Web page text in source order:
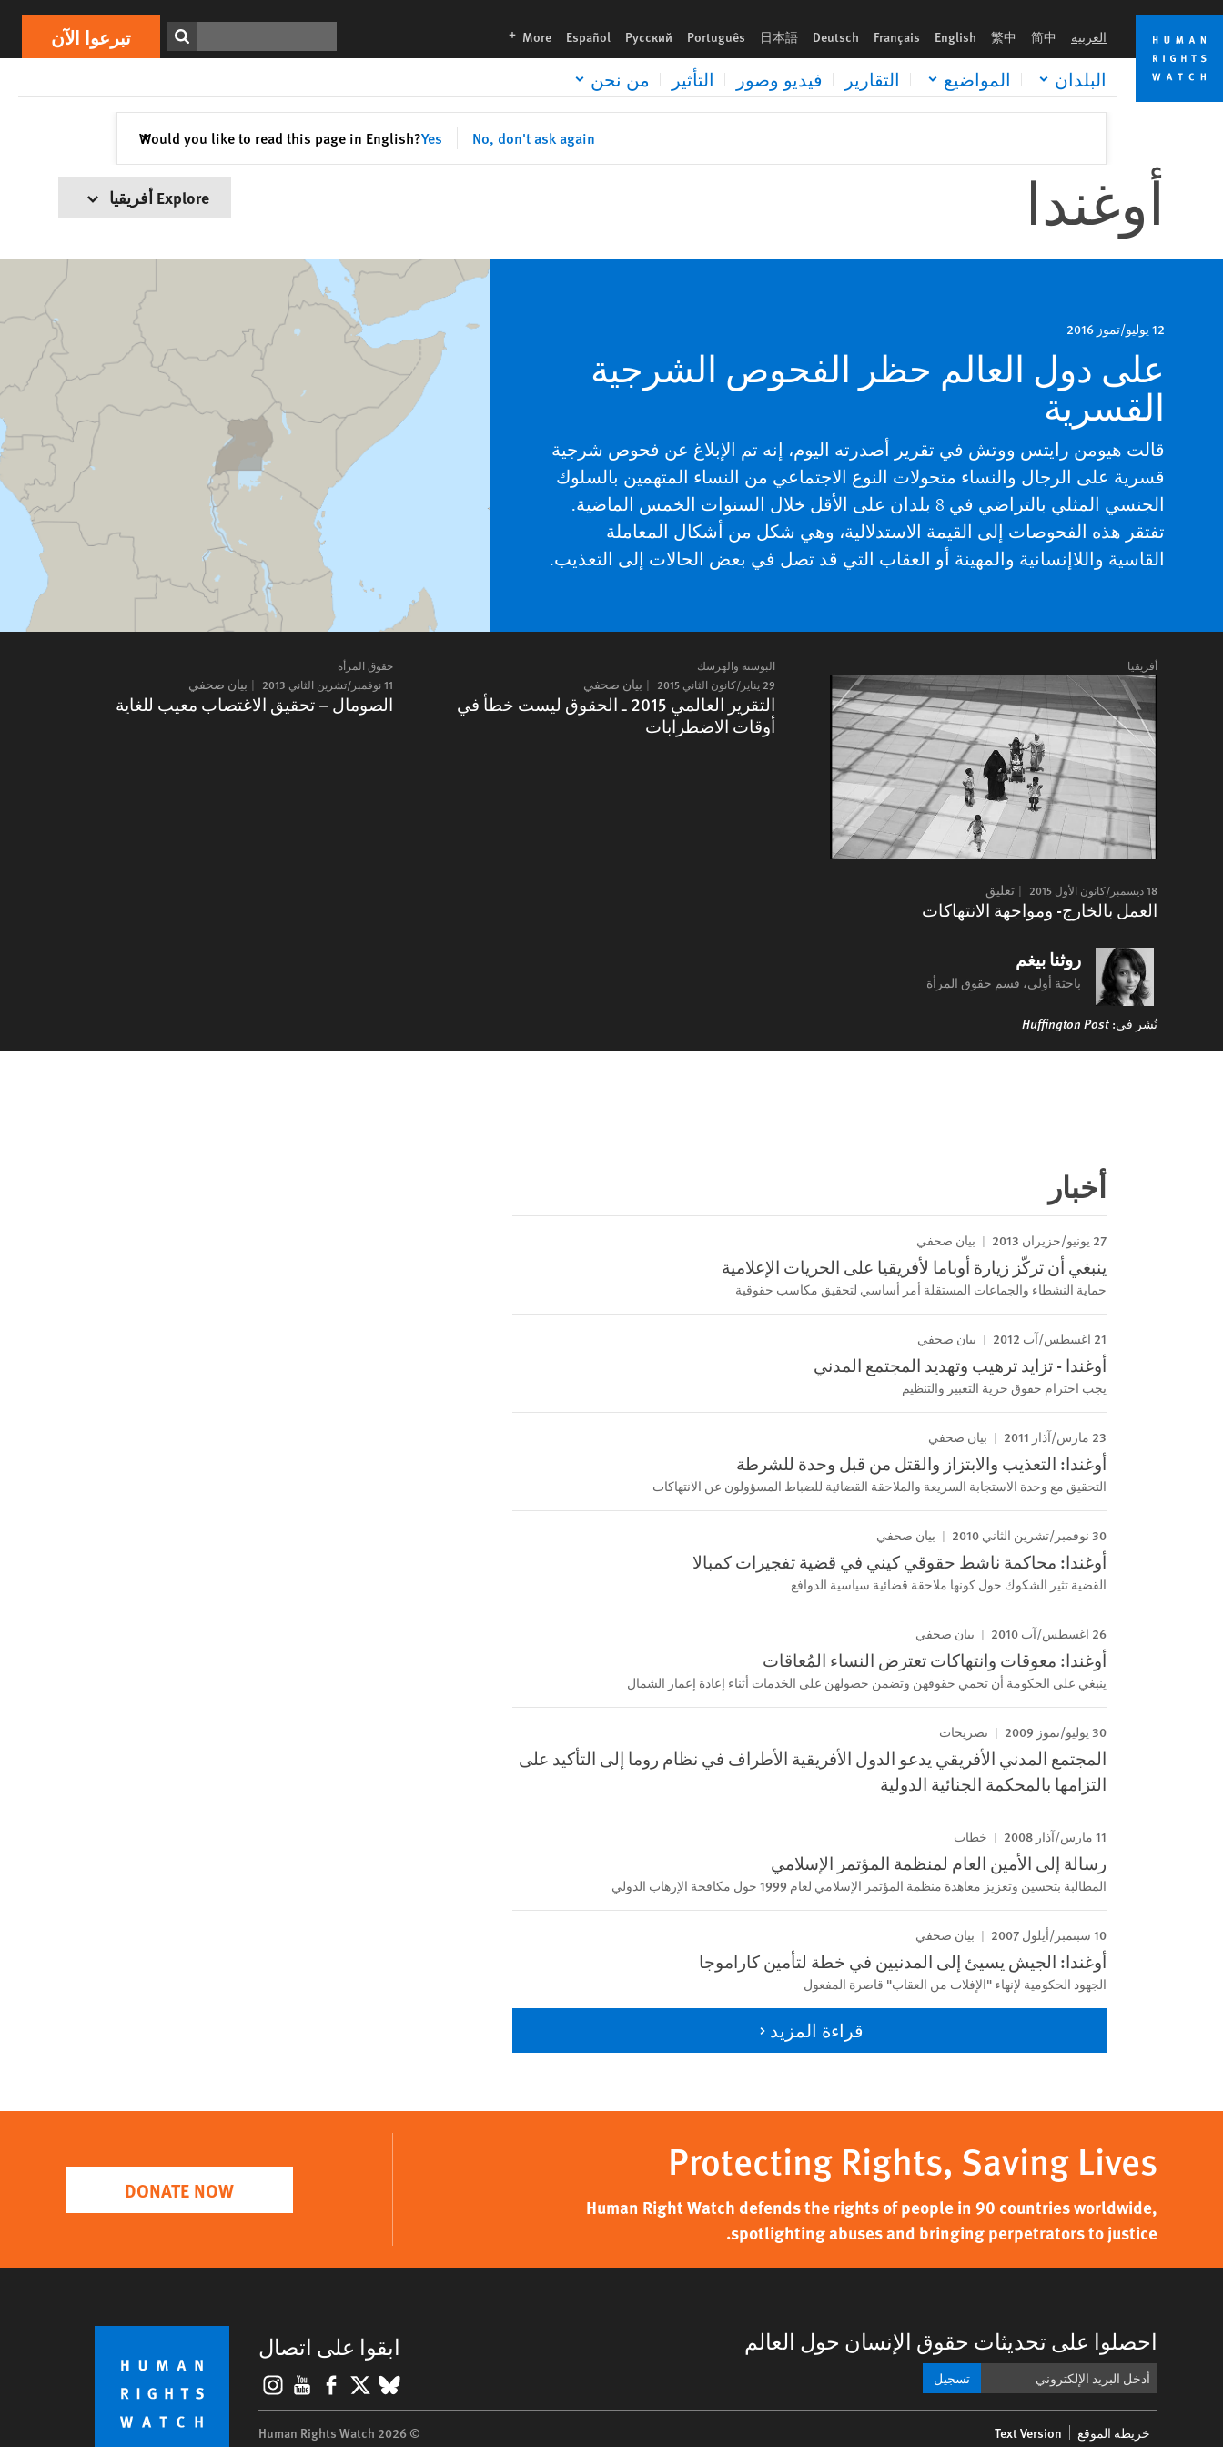
Skip
cookie
privacy
notice
Skip
main
content
العربية 简中
繁中
English
Français
Deutsch
日本語
Português
Русский
Español
More
languages تبرعوا الآن
البلدان المواضيع التقارير فيديو وصور التأثير من نحن
Would you like to read this page in English?Yes No, don't ask again
✕إغلاق
Explore أفريقيا أوغندا
12 يوليو/تموز 2016
على دول العالم حظر الفحوص الشرجية
القسرية
قالت هيومن رايتس ووتش في تقرير أصدرته اليوم، إنه تم الإبلاغ عن فحوص شرجية
قسرية على الرجال والنساء متحولات النوع الاجتماعي من النساء المتهمين بالسلوك
الجنسي المثلي بالتراضي في 8 بلدان على الأقل خلال
السنوات الخمس الماضية.
تفتقر هذه الفحوصات إلى القيمة الاستدلالية، وهي شكل من أشكال المعاملة
القاسية واللاإنسانية والمهينة أو العقاب التي قد تصل في بعض الحالات إلى التعذيب.
أفريقيا
18 ديسمبر/كانون الأول 2015 تعليق
العمل بالخارج- ومواجهة الانتهاكات
روثنا بيغم
باحثة أولى، قسم حقوق المرأة
نُشر في: Huffington Post
البوسنة والهرسك
29 يناير/كانون الثاني 2015
بيان صحفي
التقرير العالمي 2015 ـ الحقوق ليست خطأ في
أوقات الاضطرابات
حقوق المرأة
11 نوفمبر/تشرين الثاني 2013
بيان صحفي
الصومال – تحقيق الاغتصاب معيب للغاية
أخبار
27 يونيو/حزيران 2013 بيان صحفي
ينبغي أن تركّز زيارة أوباما لأفريقيا على الحريات الإعلامية
حماية النشطاء والجماعات المستقلة أمر أساسي لتحقيق مكاسب حقوقية
21 اغسطس/آب 2012 بيان صحفي
أوغندا - تزايد ترهيب وتهديد المجتمع المدني
يجب احترام حقوق حرية التعبير والتنظيم
23 مارس/آذار 2011 بيان صحفي
أوغندا: التعذيب والابتزاز والقتل من قبل وحدة للشرطة
التحقيق مع وحدة الاستجابة السريعة والملاحقة القضائية للضباط المسؤولون عن الانتهاكات
30 نوفمبر/تشرين الثاني 2010 بيان صحفي
أوغندا: محاكمة ناشط حقوقي كيني في قضية تفجيرات كمبالا
القضية تثير الشكوك حول كونها ملاحقة قضائية سياسية الدوافع
26 اغسطس/آب 2010 بيان صحفي
أوغندا: معوقات وانتهاكات تعترض النساء المُعاقات
ينبغي على الحكومة أن تحمي حقوقهن وتضمن حصولهن على الخدمات أثناء إعادة إعمار الشمال
30 يوليو/تموز 2009 تصريحات
المجتمع المدني الأفريقي يدعو الدول الأفريقية الأطراف في نظام روما إلى التأكيد على
التزامها بالمحكمة الجنائية الدولية
11 مارس/آذار 2008 خطاب
رسالة إلى الأمين العام لمنظمة المؤتمر الإسلامي
المطالبة بتحسين وتعزيز معاهدة منظمة المؤتمر الإسلامي لعام 1999 حول مكافحة الإرهاب الدولي
10 سبتمبر/أيلول 2007 بيان صحفي
أوغندا: الجيش يسيئ إلى المدنيين في خطة لتأمين كاراموجا
الجهود الحكومية لإنهاء "الإفلات من العقاب" قاصرة المفعول
قراءة المزيد
Protecting Rights, Saving Lives
Human Right Watch defends the rights of people in 90 countries worldwide,
spotlighting abuses and bringing perpetrators to justice.
DONATE NOW
احصلوا على تحديثات حقوق الإنسان حول العالم
تسجيل
ابقوا على اتصال
BlueSky
X
Facebook
YouTube
Instagram
خريطة الموقع Text Version
© 2026 Human Rights Watch